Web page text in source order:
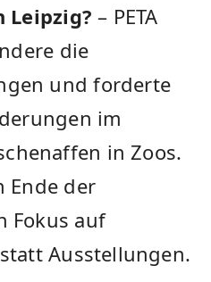
Leipzig? – PETA
die
und forderte
im
in Zoos.
Ende der
Fokus auf
Ausstellungen.